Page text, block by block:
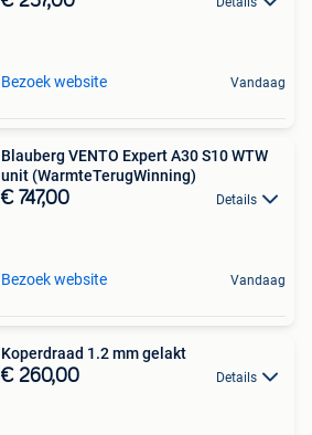
Bezoek website Vandaag
Blauberg VENTO Expert A30 S10 WTW
unit (WarmteTerugWinning)
€ 747,00 Details
Bezoek website Vandaag
Koperdraad 1.2 mm gelakt
€ 260,00 Details